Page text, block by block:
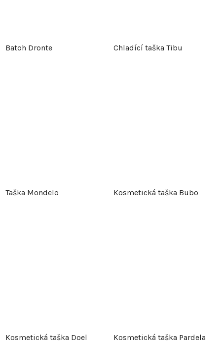
Batoh Dronte Chladící taška Tibu
Taška Mondelo Kosmetická taška Bubo
Kosmetická taška Doel Kosmetická taška Pardela